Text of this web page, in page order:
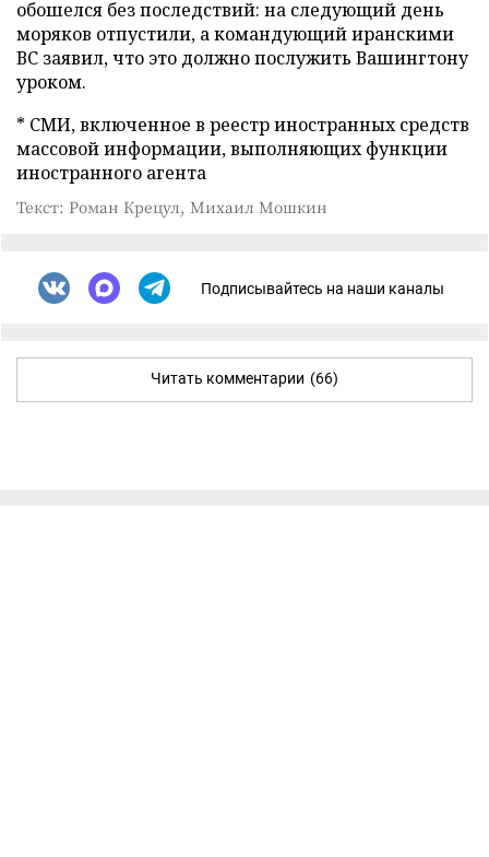
обошелся без последствий: на следующий день
моряков отпустили, а командующий иранскими
ВС заявил, что это должно послужить Вашингтону
уроком.
* СМИ, включенное в реестр иностранных средств
массовой информации, выполняющих функции
иностранного агента
Текст: Роман Крецул, Михаил Мошкин
Подписывайтесь на наши каналы
Читать комментарии (66)